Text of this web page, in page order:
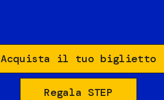
Acquista il tuo biglietto
Regala STEP